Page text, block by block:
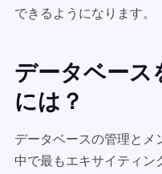
できるようになります。
データベース
には？
データベースの管理とメ
中で最もエキサイティン